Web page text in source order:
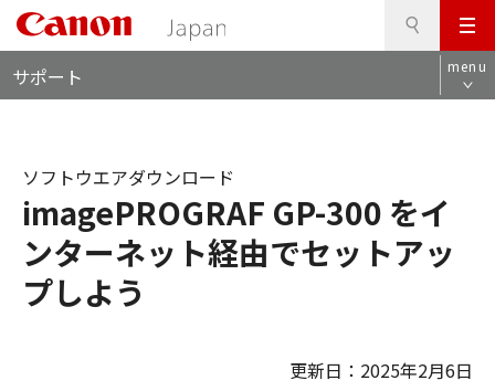
メ
ニ
ュ
サポート menu
imagePROGRAF GP-300 をイ
ンターネット経由でセットアッ
プしよう
ソフトウエアダウンロード
更新日：2025年2月6日